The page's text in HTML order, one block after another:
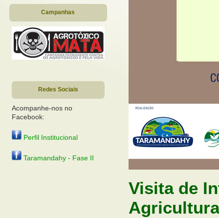
Campanhas
Redes Sociais
Acompanhe-nos no
Facebook:
Perfil Institucional
Taramandahy - Fase II
Visita de